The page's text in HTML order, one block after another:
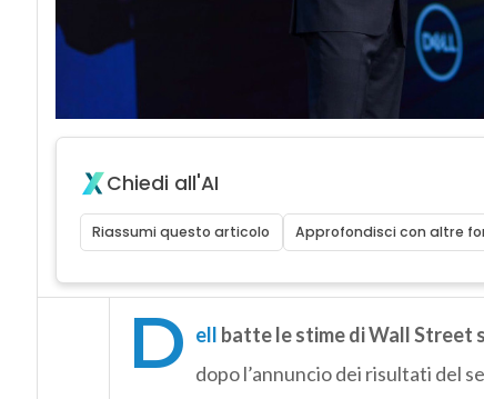
Chiedi all'AI
Riassumi questo articolo Approfondisci con altre
D ell batte le stime di Wall Street
dopo l’annuncio dei risultati del